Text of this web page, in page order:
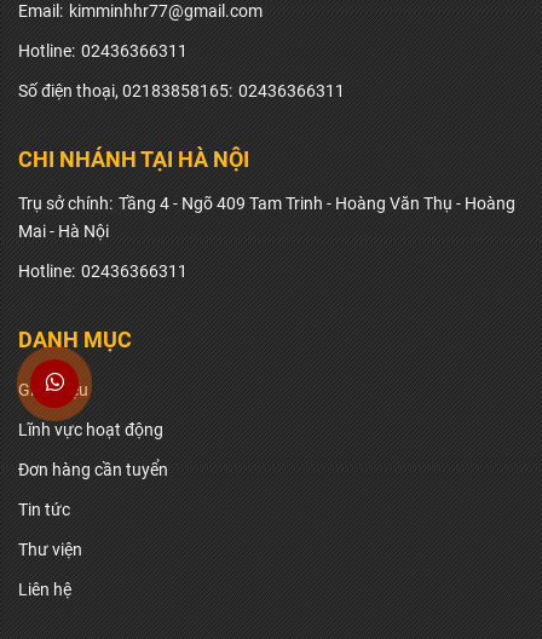
Email: kimminhhr77@gmail.com
Hotline: 02436366311
Số điện thoại, 02183858165: 02436366311
CHI NHÁNH TẠI HÀ NỘI
Trụ sở chính: Tầng 4 - Ngõ 409 Tam Trinh - Hoàng Văn Thụ - Hoàng
Mai - Hà Nội
Hotline: 02436366311
DANH MỤC
Giới thiệu
Lĩnh vực hoạt động
Đơn hàng cần tuyển
Tin tức
Thư viện
Liên hệ